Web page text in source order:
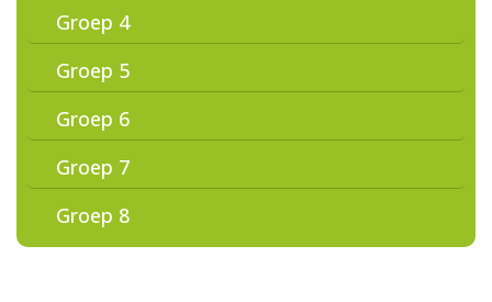
Groep 4
Groep 5
Groep 6
Groep 7
Groep 8